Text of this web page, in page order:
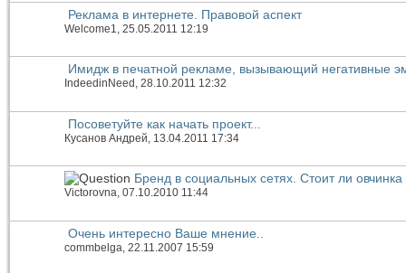
Реклама в интернете. Правовой аспект
Welcome1, 25.05.2011 12:19
Имидж в печатной рекламе, вызывающий негативные
IndeedinNeed , 28.10.2011 12:32
Посоветуйте как начать проект...
Кусанов Андрей , 13.04.2011 17:34
Бренд в социальных сетях. Стоит ли
Victorovna, 07.10.2010 11:44
Очень интересно Ваше мнение..
commbelga , 22.11.2007 15:59